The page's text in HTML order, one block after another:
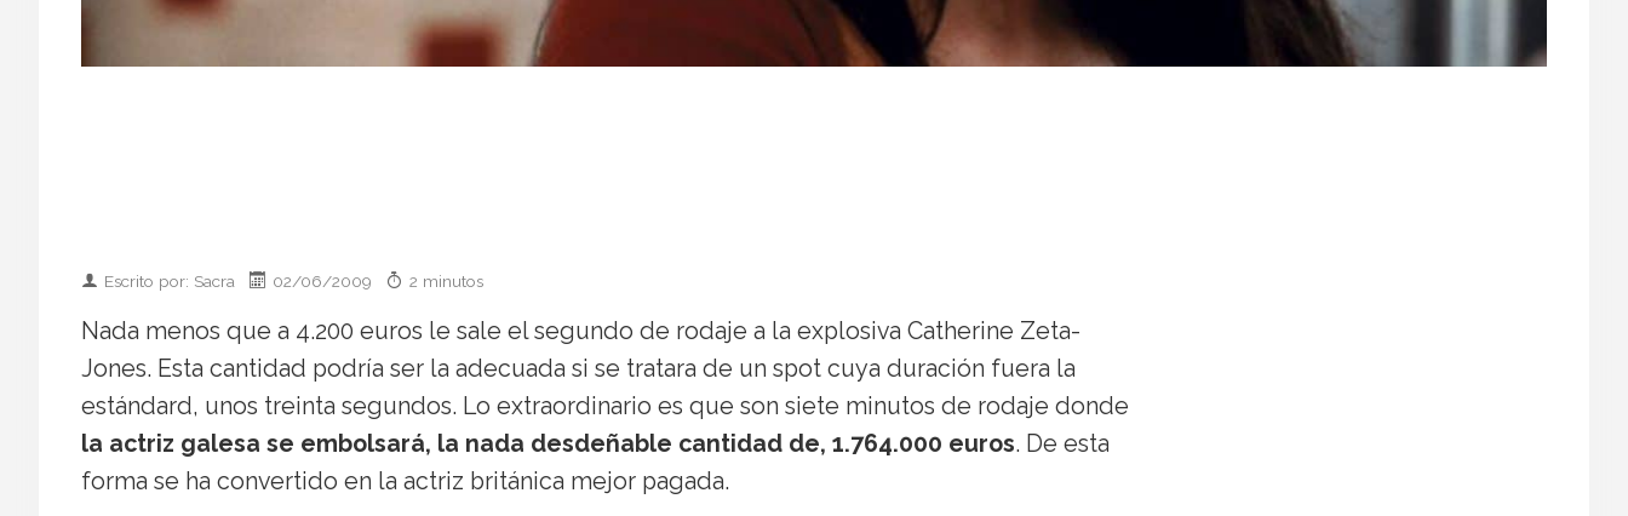
Escrito por: Sacra 02/06/2009 2 minutos
Nada menos que a 4.200 euros le sale el segundo de rodaje a la explosiva Catherine Zeta-
Jones. Esta cantidad podría ser la adecuada si se tratara de un spot cuya duración fuera la
estándard, unos treinta segundos. Lo extraordinario es que son siete minutos de rodaje donde
la actriz galesa se embolsará, la nada desdeñable cantidad de, 1.764.000 euros. De esta
forma se ha convertido en la actriz británica mejor pagada.